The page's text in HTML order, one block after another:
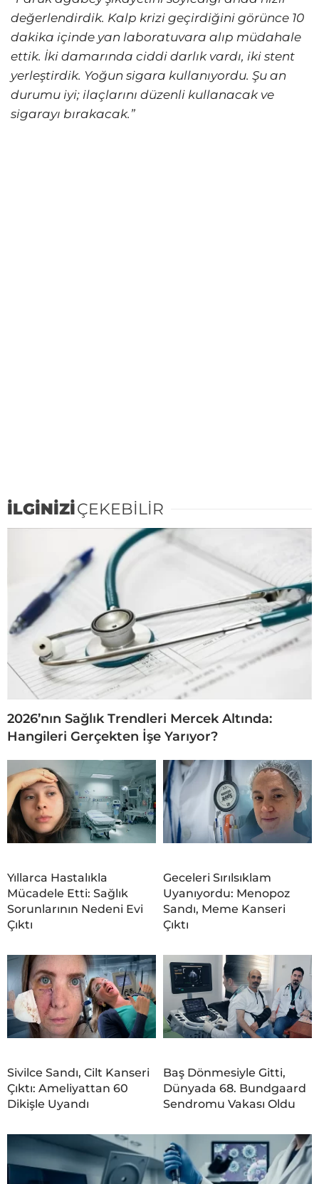
değerlendirdik. Kalp krizi geçirdiğini görünce 10
dakika içinde yan laboratuvara alıp müdahale
ettik. İki damarında ciddi darlık vardı, iki stent
yerleştirdik. Yoğun sigara kullanıyordu. Şu an
durumu iyi; ilaçlarını düzenli kullanacak ve
sigarayı bırakacak.”
İLGİNİZİÇEKEBİLİR
2026’nın Sağlık Trendleri Mercek Altında:
Hangileri Gerçekten İşe Yarıyor?
Yıllarca Hastalıkla
Mücadele Etti: Sağlık
Sorunlarının Nedeni Evi
Çıktı
Geceleri Sırılsıklam
Uyanıyordu: Menopoz
Sandı, Meme Kanseri
Çıktı
Sivilce Sandı, Cilt Kanseri
Çıktı: Ameliyattan 60
Dikişle Uyandı
Baş Dönmesiyle Gitti,
Dünyada 68. Bundgaard
Sendromu Vakası Oldu